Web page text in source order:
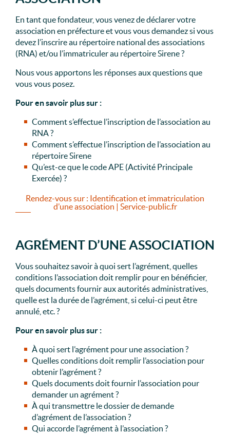
En tant que fondateur, vous venez de déclarer votre
association en préfecture et vous vous demandez si vous
devez l’inscrire au répertoire national des associations
(RNA) et/ou l’immatriculer au répertoire Sirene ?
Nous vous apportons les réponses aux questions que
vous vous posez.
Pour en savoir plus sur :
Comment s’effectue l’inscription de l’association au
RNA ?
Comment s’effectue l’inscription de l’association au
répertoire Sirene
Qu’est-ce que le code APE (Activité Principale
Exercée) ?
Rendez-vous sur : Identification et immatriculation
d’une association | Service-public.fr
AGRÉMENT D’UNE ASSOCIATION
Vous souhaitez savoir à quoi sert l’agrément, quelles
conditions l’association doit remplir pour en bénéficier,
quels documents fournir aux autorités administratives,
quelle est la durée de l’agrément, si celui-ci peut être
annulé, etc. ?
Pour en savoir plus sur :
À quoi sert l’agrément pour une association ?
Quelles conditions doit remplir l’association pour
obtenir l’agrément ?
Quels documents doit fournir l’association pour
demander un agrément ?
À qui transmettre le dossier de demande
d’agrément de l’association ?
Qui accorde l’agrément à l’association ?